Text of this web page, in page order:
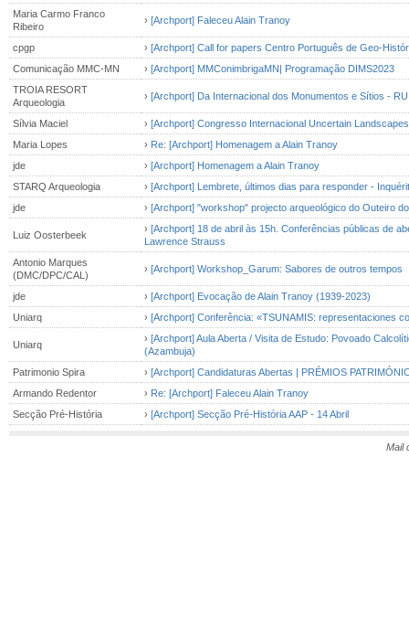
Maria Carmo Franco
Ribeiro
› [Archport] Faleceu Alain Tranoy
cpgp › [Archport] Call for papers Centro Português de Geo-
Comunicação MMC-MN
› [Archport] MMConimbrigaMN| Programação DIMS2023
TROIA RESORT
Arqueologia
› [Archport] Da Internacional dos Monumentos e Sítios -
Sílvia Maciel › [Archport] Congresso Internacional Uncertain
Maria Lopes
› Re: [Archport] Homenagem a Alain Tranoy
jde
› [Archport] Homenagem a Alain Tranoy
STARQ Arqueologia
› [Archport] Lembrete, últimos dias para responder -
jde
› [Archport] "workshop" projecto arqueológico do Outeiro
Luiz Oosterbeek
› [Archport] 18 de abril às 15h. Conferências públicas de
Lawrence Strauss
Antonio Marques
(DMC/DPC/CAL)
› [Archport] Workshop_Garum: Sabores de outros tempos
jde › [Archport] Evocação de Alain Tranoy (1939-2023)
Uniarq
› [Archport] Conferência: «TSUNAMIS: representaciones
Uniarq
› [Archport] Aula Aberta / Visita de Estudo: Povoado
(Azambuja)
Patrimonio Spira
› [Archport] Candidaturas Abertas | PRÉMIOS
Armando Redentor
› Re: [Archport] Faleceu Alain Tranoy
Secção Pré-História
› [Archport] Secção Pré-História AAP - 14 Abril
Mail